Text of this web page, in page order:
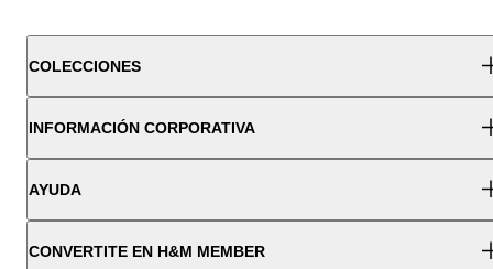
COLECCIONES
INFORMACIÓN CORPORATIVA
AYUDA
CONVERTITE EN H&M MEMBER